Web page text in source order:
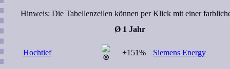
Hinweis: Die Tabellenzeilen können per Klick mit einer
Ø 1 Jahr
Hochtief +151% Siemens Energy